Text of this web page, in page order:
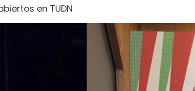
en TUDN